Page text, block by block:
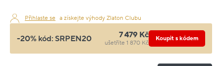
Přihlaste se a získejte výhody Zlaton Clubu
-20% kód: SRPEN20 7 479 Kč
ušetříte 1 870 Kč
Koupit s kódem